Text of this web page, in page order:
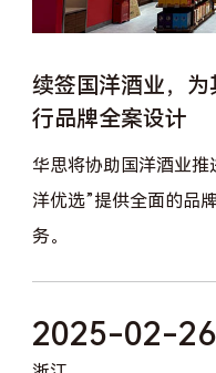
续签国洋酒业，
行品牌全案设计
华思将协助国洋酒业
洋优选”提供全面的品
务。
2025-02-26